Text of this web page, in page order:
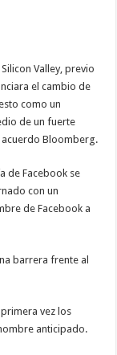
Valley, previo
el cambio de
como un
de un fuerte
acuerdo Bloomberg.
de Facebook se
con un
de Facebook a
barrera frente al
vez los
anticipado.